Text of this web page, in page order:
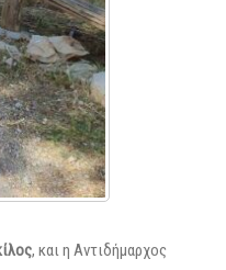
, και η Αντιδήμαρχος